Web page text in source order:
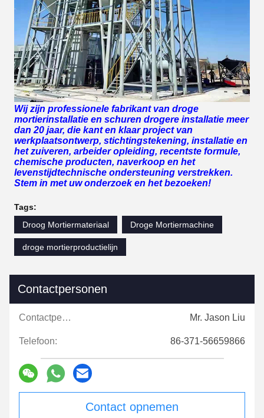
Wij zijn professionele fabrikant van droge
mortierinstallatie en schuren drogere installatie meer
dan 20 jaar, die kant en klaar project van
werkplaatsontwerp, stichtingstekening, installatie en
het zuiveren, arbeider opleiding, recentste formule,
chemische producten, naverkoop en het
levenstijdtechnische ondersteuning verstrekken.
Stem in met uw onderzoek en het bezoeken!
Tags:
Droog Mortiermateriaal
Droge Mortiermachine
droge mortierproductielijn
Contactpersonen
Contactpersonen: Mr. Jason Liu
Telefoon: 86-371-56659866
Contact opnemen